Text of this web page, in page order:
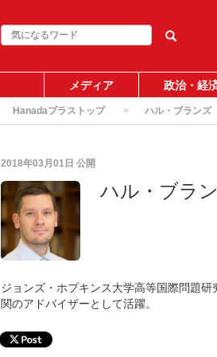
メディア 政治・経
Hanadaプラストップ ハル・ブランズ
2018年03月01日 公開
ハル・ブラ
ジョンズ・ホプキンス大学高等国際問題
関のアドバイザーとして活躍。